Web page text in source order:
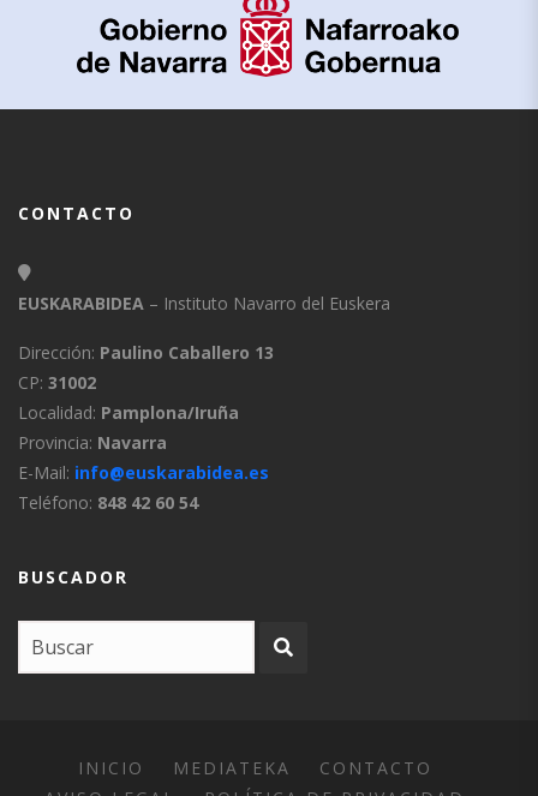
6:0:0
Sare 6:1:0
Uztárroz 7:3:0
Vidángoz
Salacenco
Salacenco
Bajonavarro
CONTACTO
EUSKARABIDEA – Instituto Navarro del Euskera
Dirección: Paulino Caballero 13
CP: 31002
Localidad: Pamplona/Iruña
Provincia: Navarra
E-Mail: info@euskarabidea.es
Teléfono: 848 42 60 54
BUSCADOR
INICIO MEDIATEKA
CONTACTO